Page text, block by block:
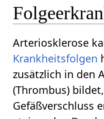
Arteriosklerose
Krankheitsfolgen
zusätzlich in den
(Thrombus)
Gefäßverschluss